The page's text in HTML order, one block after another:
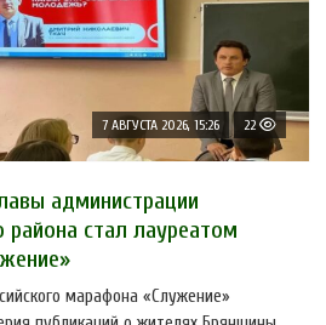
7 АВГУСТА 2026, 15:26 22
администрации
района стал лауреатом
марафона «Служение»